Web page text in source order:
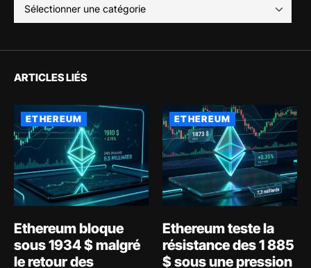
ARTICLES LIÉS
ETHEREUM
Ethereum bloque
sous 1934 $ malgré
le retour des
ETHEREUM
Ethereum teste la
résistance des 1 885
$ sous une pression